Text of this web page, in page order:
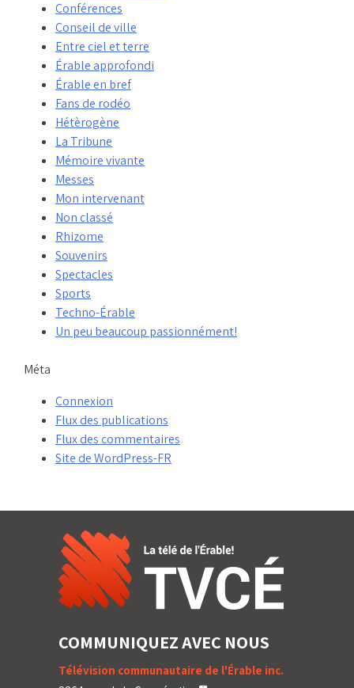
Conférences
Conseil de ville
Entre ciel et terre
Érable approfondi
Érable en bref
Fans de rodéo
Hétèrogène
La Tribune
Mémoire vivante
Messes
Mon intervenant
Non classé
Rhizome
Souvenirs
Spectacles
Sports
Techno-Érable
Un peu beaucoup passionnément!
Méta
Connexion
Flux des publications
Flux des commentaires
Site de WordPress-FR
COMMUNIQUEZ AVEC NOUS
Télévision communautaire de l'Érable inc.